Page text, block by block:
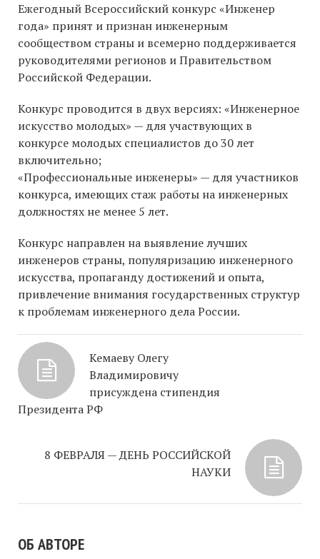
Ежегодный Всероссийский конкурс «Инженер
года» принят и признан инженерным
сообществом страны и всемерно поддерживается
руководителями регионов и Правительством
Российской Федерации.
Конкурс проводится в двух версиях: «Инженерное
искусство молодых» — для участвующих в
конкурсе молодых специалистов до 30 лет
включительно;
«Профессиональные инженеры» — для участников
конкурса, имеющих стаж работы на инженерных
должностях не менее 5 лет.
Конкурс направлен на выявление лучших
инженеров страны, популяризацию инженерного
искусства, пропаганду достижений и опыта,
привлечение внимания государственных структур
к проблемам инженерного дела России.
Кемаеву Олегу
Владимировичу
присуждена стипендия
Президента РФ
8 ФЕВРАЛЯ — ДЕНЬ РОССИЙСКОЙ
НАУКИ
ОБ АВТОРЕ